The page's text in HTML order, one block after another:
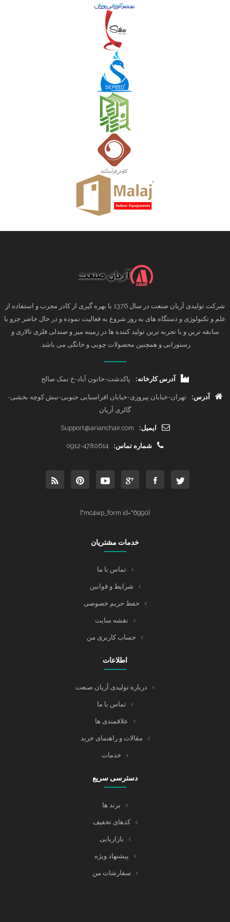
شرکت تولیدی آریان صنعت در سال 1376 با بهره گیری از کادر مجرب و استفاده از
علم و تکنولوژی و دستگاه های به روز شروع به فعالیت نموده و در حال حاضر جزو با
سابقه ترین و با تجربه ترین تولید کننده ها در زمینه میز و صندلی فلزی تالاری و
رستورانی و همچنین محصولات چوبی و خانگی می باشد.
آدرس کارخانه: پاکدشت-خاتون آباد-خ نمک صالح
آدرس:
تهران-خیابان پیروزی-خیابان افراسیابی جنوبی-نبش کوچه بخشی-
گالری آریان
ایمیل: Support@arianchair.com
شماره تماس: 0912-4780614
[mc4wp_form id="6990"]
خدمات مشتریان
تماس با ما
شرایط و قوانین
حفظ حریم خصوصی
نقشه سایت
حساب کاربری من
اطلاعات
درباره تولیدی آریان صنعت
تماس با ما
علاقمندی ها
مقالات و راهنمای خرید
خدمات
دسترسی سریع
برند ها
کدهای تخفیف
بازاریابی
پیشنهاد ویژه
سفارشات من